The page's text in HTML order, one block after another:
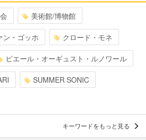
美術館/博物館
ン・ゴッホ クロード・モネ
ピエール・オーギュスト・ルノワール
SUMMER SONIC
キーワードをもっと見る